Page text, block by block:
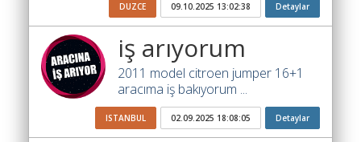
Bul
Ajandam
Hakkımızda
DUZCE 09.10.2025 13:02:38 Detaylar
iş arıyorum
2011 model citroen jumper 16+1
aracıma iş bakıyorum ...
ISTANBUL 02.09.2025 18:08:05 Detaylar